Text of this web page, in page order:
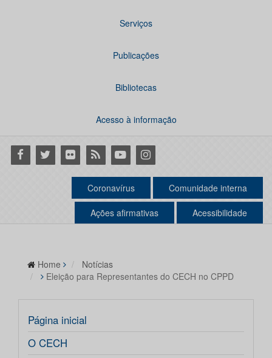
Serviços
Publicações
Bibliotecas
Acesso à informação
Facebook
Twitter Flickr RSS YoutubeInstagram
Coronavírus Comunidade interna
Ações afirmativas Acessibilidade
Home
Notícias
Eleição para Representantes do CECH no CPPD
Página inicial
O CECH